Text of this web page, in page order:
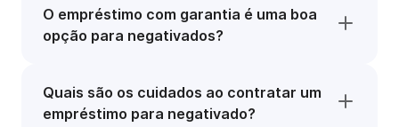
O empréstimo com garantia é uma boa
opção para negativados?
Quais são os cuidados ao contratar um
empréstimo para negativado?